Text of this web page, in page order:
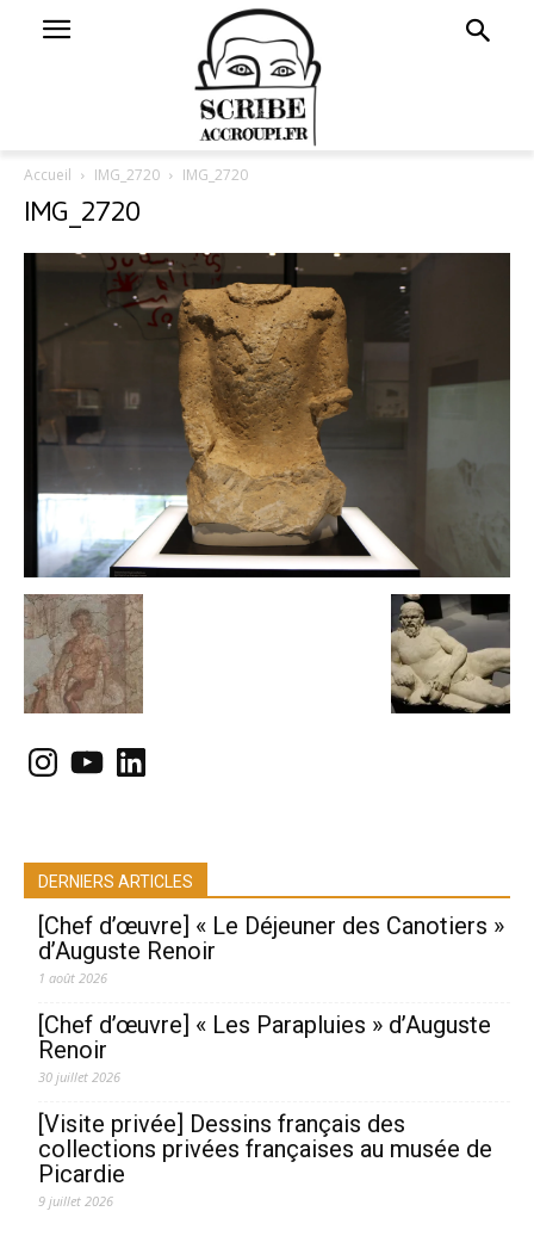
Accueil IMG_2720 IMG_2720
IMG_2720
Instagram
YouTubeLinkedIn
DERNIERS ARTICLES
[Chef d’œuvre] « Le Déjeuner des Canotiers »
d’Auguste Renoir
1 août 2026
[Chef d’œuvre] « Les Parapluies » d’Auguste
Renoir
30 juillet 2026
[Visite privée] Dessins français des
collections privées françaises au musée de
Picardie
9 juillet 2026